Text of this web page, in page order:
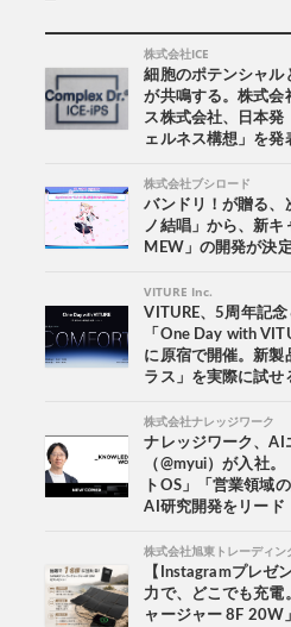
株式会社ICE
細胞のポテンシャル
が共鳴する。株式会
ス株式会社、日本発
ェルネス構想」を発
株式会社ブシロード
バンドリ！が贈る、
ノ結唱」から、新キ
MEW」の開発が決定
VITURE Inc.
VITURE、5周年記
「One Day with
に原宿で開催。新製
ラス」を実際に試せ
株式会社ナレッジワーク
ナレッジワーク、AI
（@myui）が入社
トOS」「営業領域
AI研究開発をリード
株式会社旭東トレーディン
【Instagramプレゼ
力で、どこでも充電
ャージャー 8F 20W